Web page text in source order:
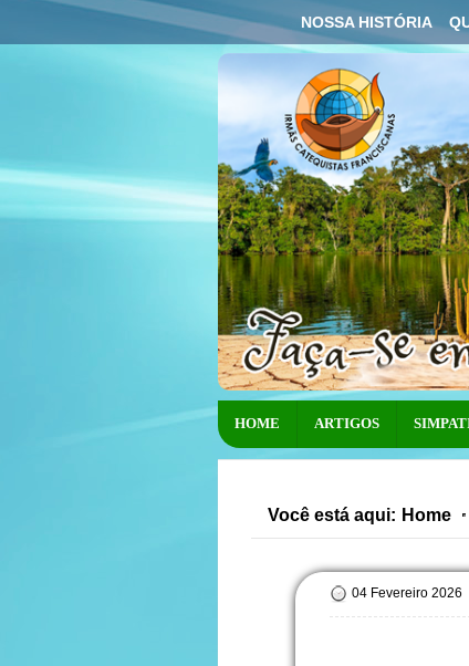
NOSSA HISTÓRIA
HOME ARTIGOS
Você está aqui: Home
04 Fevereiro 2026